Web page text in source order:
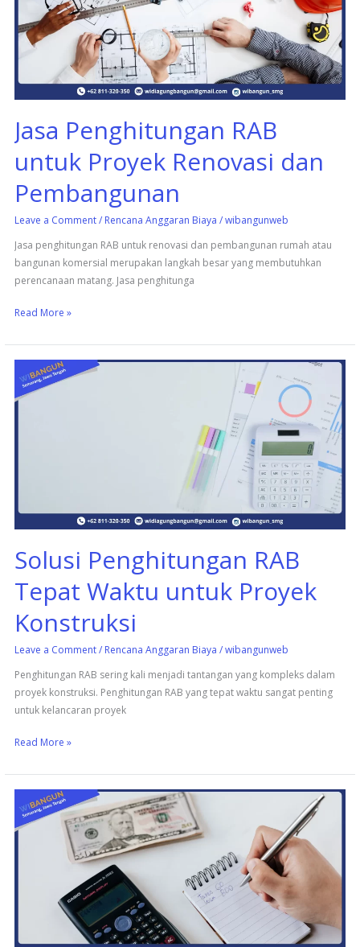
Jasa Penghitungan RAB
untuk Proyek Renovasi dan
Pembangunan
Leave a Comment / Rencana Anggaran Biaya /wibangunweb
Jasa penghitungan RAB untuk renovasi dan pembangunan rumah atau
bangunan komersial merupakan langkah besar yang membutuhkan
perencanaan matang. Jasa penghitunga
Proyek
Renovasi
dan
Pembangunan
Read More »
Solusi Penghitungan RAB
Tepat Waktu untuk Proyek
Konstruksi
Leave a Comment / Rencana Anggaran Biaya /wibangunweb
Penghitungan RAB sering kali menjadi tantangan yang kompleks dalam
proyek konstruksi. Penghitungan RAB yang tepat waktu sangat penting
untuk kelancaran proyek
Solusi
Penghitungan
RAB
Read More »
RAB
Akurat?
Penghitungan